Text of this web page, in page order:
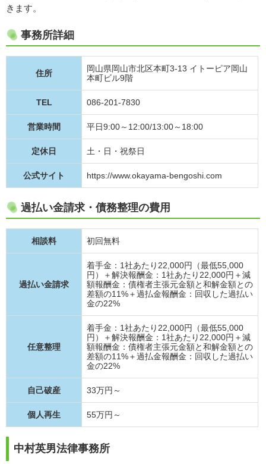
きます。
事務所詳細
住所
岡山県岡山市北区本町3-13 イトーピア岡山
本町ビル9階
TEL 086-201-7830
営業時間 平日9:00～12:00/13:00～18:00
定休日 土・日・祝祭日
公式サイト https://www.okayama-bengoshi.com
過払い金請求・債務整理の費用
相談料 初回無料
過払い金請求
着手金：1社あたり22,000円（最低55,000
円）＋解決報酬金：1社あたり22,000円＋減
額報酬金：債権者主張元金額と和解金額との
差額の11%＋過払金報酬金：回収した過払い
金の22%
任意整理
着手金：1社あたり22,000円（最低55,000
円）＋解決報酬金：1社あたり22,000円＋減
額報酬金：債権者主張元金額と和解金額との
差額の11%＋過払金報酬金：回収した過払い
金の22%
自己破産 33万円～
個人再生 55万円～
中村英男法律事務所